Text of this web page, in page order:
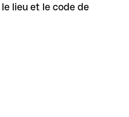
lieu et le code de